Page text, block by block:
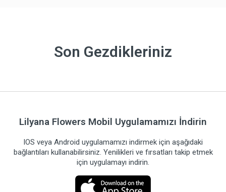
Son Gezdikleriniz
Lilyana Flowers Mobil Uygulamamızı İndirin
IOS veya Android uygulamamızı indirmek için aşağıdaki
bağlantıları kullanabilirsiniz. Yenilikleri ve fırsatları takip etmek
için uygulamayı indirin.